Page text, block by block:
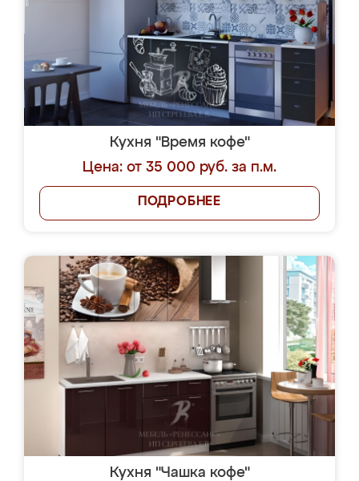
Кухня "Время кофе"
Цена: от 35 000 руб. за п.м.
ПОДРОБНЕЕ
Кухня "Чашка кофе"